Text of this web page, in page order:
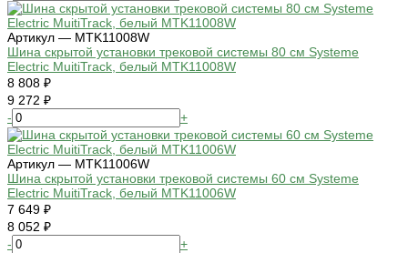
Артикул — MTK11008W
Шина скрытой установки трековой системы 80 см Systeme
Electric MuitiTrack, белый MTK11008W
8 808 ₽
9 272 ₽
-
+
Артикул — MTK11006W
Шина скрытой установки трековой системы 60 см Systeme
Electric MuitiTrack, белый MTK11006W
7 649 ₽
8 052 ₽
-
+